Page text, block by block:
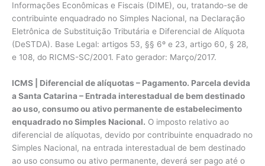
Informações Econômicas e Fiscais (DIME), ou, tratando-se de
contribuinte enquadrado no Simples Nacional, na Declaração
Eletrônica de Substituição Tributária e Diferencial de Alíquota
(DeSTDA). Base Legal: artigos 53, §§ 6º e 23, artigo 60, § 28,
e 108, do RICMS-SC/2001. Fato gerador: Março/2017.
ICMS | Diferencial de alíquotas – Pagamento. Parcela devida
a Santa Catarina – Entrada interestadual de bem destinado
ao uso, consumo ou ativo permanente de estabelecimento
enquadrado no Simples Nacional. O imposto relativo ao
diferencial de alíquotas, devido por contribuinte enquadrado no
Simples Nacional, na entrada interestadual de bem destinado
ao uso consumo ou ativo permanente, deverá ser pago até o